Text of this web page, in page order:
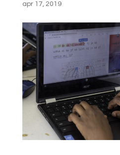
apr 17, 2019